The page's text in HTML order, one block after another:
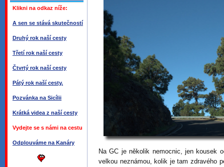
Klikni na odkaz níže:
A sen se stává skutečností
Druhý rok naší cesty
Třetí rok naší cesty
Čtvrtý rok naší cesty
Pátý rok naší cesty.
Pozvánka na Sicílii
Krátká videa z naší cesty
Vydejte se s námi na cestu
Odplouváme na Kanáry
Na GC je několik nemocnic, jen kousek
velkou neznámou, kolik je tam zdravého